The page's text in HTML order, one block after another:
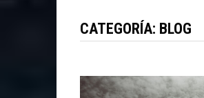
CATEGORÍA: BLOG